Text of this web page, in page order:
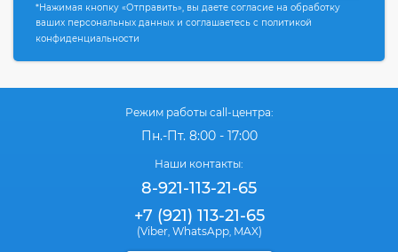
*Нажимая кнопку «Отправить», вы даете согласие на обработку
ваших персональных данных и соглашаетесь с политикой
конфиденциальности
Режим работы call-центра:
Пн.-Пт. 8:00 - 17:00
Наши контакты:
8-921-113-21-65
+7 (921) 113-21-65
(Viber, WhatsApp, MAX)